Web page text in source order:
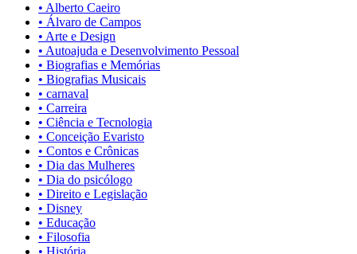
• Alberto Caeiro
• Álvaro de Campos
• Arte e Design
• Autoajuda e Desenvolvimento Pessoal
• Biografias e Memórias
• Biografias Musicais
• carnaval
• Carreira
• Ciência e Tecnologia
• Conceição Evaristo
• Contos e Crônicas
• Dia das Mulheres
• Dia do psicólogo
• Direito e Legislação
• Disney
• Educação
• Filosofia